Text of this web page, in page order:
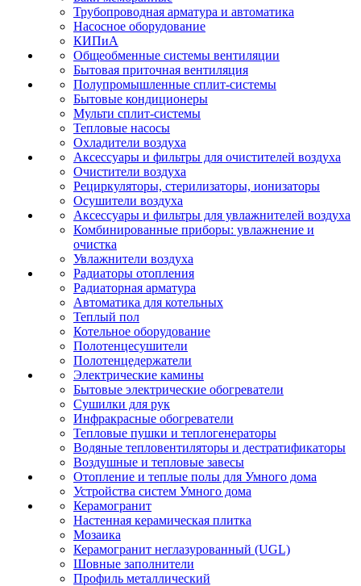
Трубопроводная арматура и автоматика
Насосное оборудование
КИПиА
Общеобменные системы вентиляции
Бытовая приточная вентиляция
Полупромышленные сплит-системы
Бытовые кондиционеры
Мульти сплит-системы
Тепловые насосы
Охладители воздуха
Аксессуары и фильтры для очистителей воздуха
Очистители воздуха
Рециркуляторы, стерилизаторы, ионизаторы
Осушители воздуха
Аксессуары и фильтры для увлажнителей воздуха
Комбинированные приборы: увлажнение и
очистка
Увлажнители воздуха
Радиаторы отопления
Радиаторная арматура
Автоматика для котельных
Теплый пол
Котельное оборудование
Полотенцесушители
Полотенцедержатели
Электрические камины
Бытовые электрические обогреватели
Сушилки для рук
Инфракрасные обогреватели
Тепловые пушки и теплогенераторы
Водяные тепловентиляторы и дестратификаторы
Воздушные и тепловые завесы
Отопление и теплые полы для Умного дома
Устройства систем Умного дома
Керамогранит
Настенная керамическая плитка
Мозаика
Керамогранит неглазурованный (UGL)
Шовные заполнители
Профиль металлический